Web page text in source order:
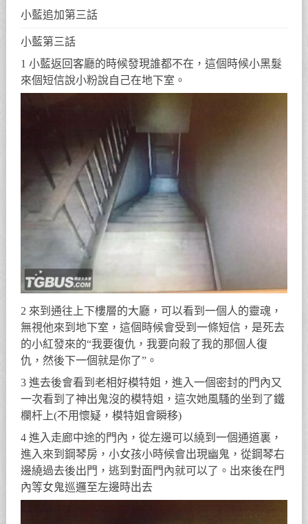
小藍追加第三話
小藍第三話
1 小藍返回客廳的時候發現誰都不在，這個時候小黑髮
來個短信說小粉說自己在地下室。
2 來到通往上下樓層的大廳，可以看到一個人的靈魂，
無視他來到地下室，這個時候會受到一條短信，是死去
的小紅發來的“我要復仇，我要向殺了我的那個人復
仇，然後下一個就是你了”。
3 進去後會看到老相好模特姐，進入一個密封的門內又
一次看到了神出鬼沒的模特姐，這次她風騷的坐到了鐵
欄杆上(不用懷疑，模特姐會瞬移)
4 進入走廊中途的門內，從左邊可以繞到一個通道裏，
進入來到鋼琴房，小女孩小時候會出現幽鬼，從鋼琴右
邊繞過去後出門，逃到對面門內就可以了。出來後在門
內等女鬼巡邏至左邊時出去